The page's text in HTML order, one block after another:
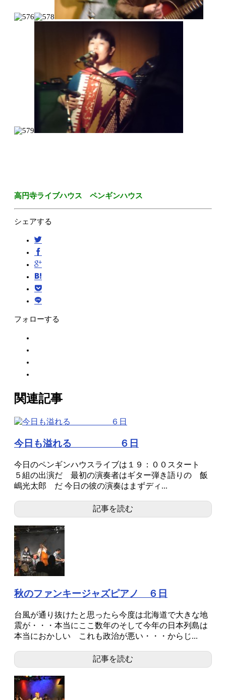
高円寺ライブハウス ペンギンハウス
シェアする
フォローする
関連記事
今日も溢れる ６日
今日のペンギンハウスライブは１９：００スタート
５組の出演だ 最初の演奏者はギター弾き語りの 飯
嶋光太郎 だ 今日の彼の演奏はまずディ...
記事を読む
秋のファンキージャズピアノ ６日
台風が通り抜けたと思ったら今度は北海道で大きな地
震が・・・本当にここ数年のそして今年の日本列島は
本当におかしい これも政治が悪い・・・からじ...
記事を読む